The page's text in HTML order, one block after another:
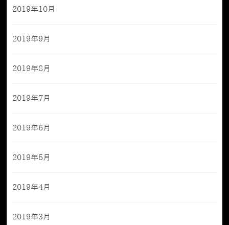
2019年10月
2019年9月
2019年8月
2019年7月
2019年6月
2019年5月
2019年4月
2019年3月